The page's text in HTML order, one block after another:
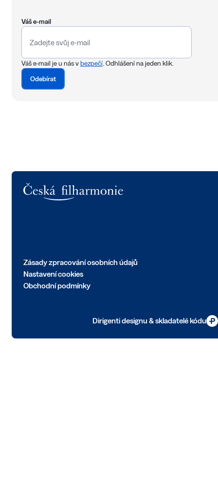
Váš e-mail
Váš e-mail je u nás vbezpečí. Odhlášení na jeden klik.
Odebírat
Zásady zpracování osobních údajů
Nastavení cookies
Obchodní podmínky
Dirigenti designu & skladatelé kódu